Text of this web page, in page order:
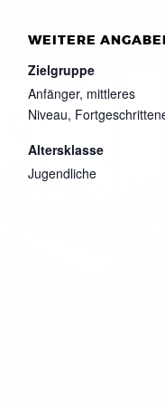
WEITERE
Zielgruppe
Anfänger, mittleres
Niveau,
Altersklasse
Jugendliche